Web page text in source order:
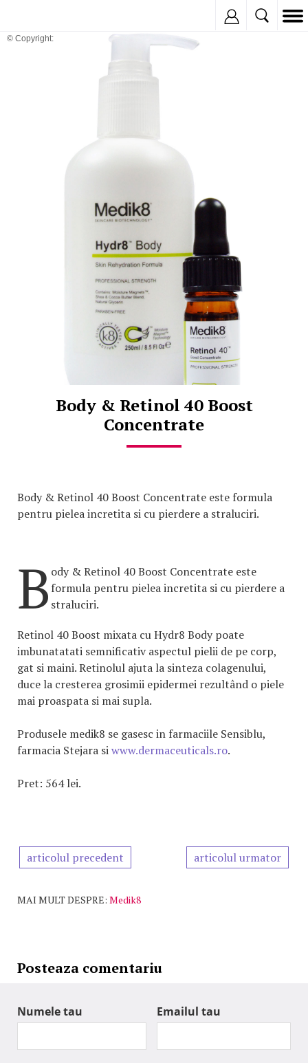
© Copyright:
Body & Retinol 40 Boost
Concentrate
Body & Retinol 40 Boost Concentrate este formula
pentru pielea incretita si cu pierdere a straluciri.
B ody & Retinol 40 Boost Concentrate este
formula pentru pielea incretita si cu pierdere a
straluciri.
Retinol 40 Boost mixata cu Hydr8 Body poate
imbunatatati semnificativ aspectul pielii de pe corp,
gat si maini. Retinolul ajuta la sinteza colagenului,
duce la cresterea grosimii epidermei rezultând o piele
mai proaspata si mai supla.
Produsele medik8 se gasesc in farmaciile Sensiblu,
farmacia Stejara siwww.dermaceuticals.ro.
Pret: 564 lei.
articolul precedent articolul urmator
MAI MULT DESPRE: Medik8
Posteaza comentariu
Numele tau Emailul tau